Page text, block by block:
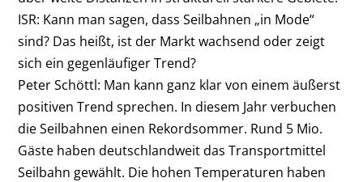
ISR: Kann man sagen, dass Seilbahnen „in Mode“
sind? Das heißt, ist der Markt wachsend oder zeigt
sich ein gegenläufiger Trend?
Peter Schöttl: Man kann ganz klar von einem äußerst
positiven Trend sprechen. In diesem Jahr verbuchen
die Seilbahnen einen Rekordsommer. Rund 5 Mio.
Gäste haben deutschlandweit das Transportmittel
Seilbahn gewählt. Die hohen Temperaturen haben